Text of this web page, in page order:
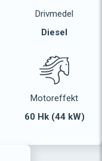
Drivmedel
Diesel
Motoreffekt
60 Hk (44 kW)